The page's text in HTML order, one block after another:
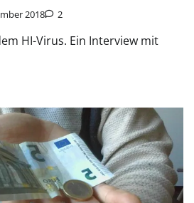
2018 2
HI-Virus. Ein Interview mit